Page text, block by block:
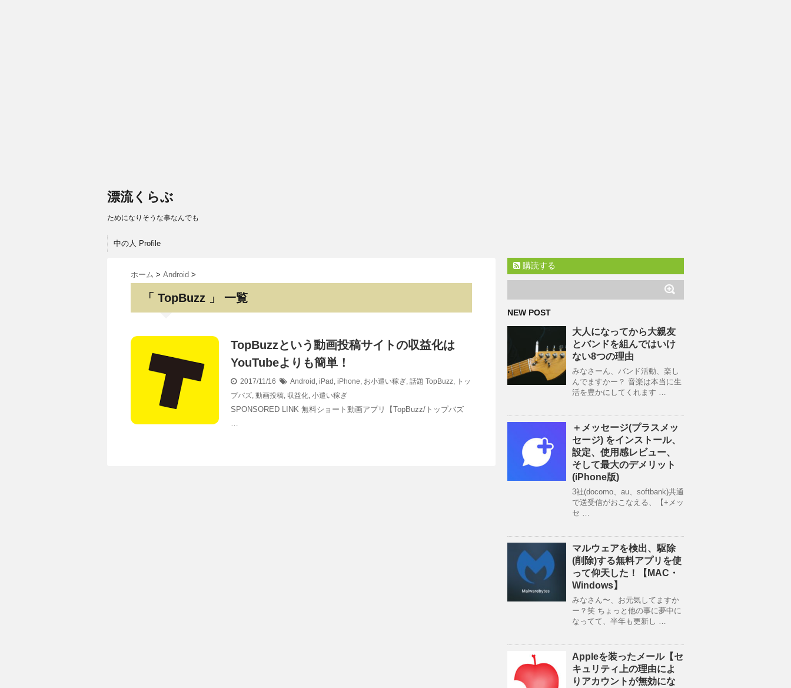
漂流くらぶ
ためになりそうな事なんでも
中の人 Profile
ホーム > Android >
「 TopBuzz 」 一覧
TopBuzzという動画投稿サイトの収益化は
YouTubeよりも簡単！
2017/11/16 Android , iPad , iPhone, お小遣い稼ぎ, 話題 TopBuzz, トッ
プバズ, 動画投稿, 収益化, 小遣い稼ぎ
SPONSORED LINK 無料ショート動画アプリ【TopBuzz/トップバズ
…
購読する
NEW POST
大人になってから大親友
とバンドを組んではいけ
ない8つの理由
みなさーん、バンド活動、楽し
んでますかー？ 音楽は本当に生
活を豊かにしてくれます …
＋メッセージ(プラスメッ
セージ) をインストール、
設定、使用感レビュー、
そして最大のデメリット
(iPhone版)
3社(docomo、au、softbank)共通
で送受信がおこなえる、【+メッ
セ …
マルウェアを検出、駆除
(削除)する無料アプリを使
って仰天した！【MAC・
Windows】
みなさん〜、お元気してますか
ー？笑 ちょっと他の事に夢中に
なってて、半年も更新し …
Appleを装ったメール【セ
キュリティ上の理由によ
りアカウントが無効にな